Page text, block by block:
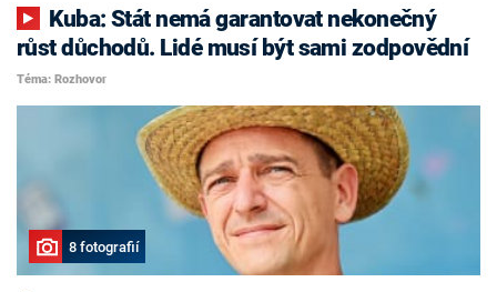
růst důchodů. Lidé musí být sami zodpovědní
Téma: Rozhovor
8 fotografií